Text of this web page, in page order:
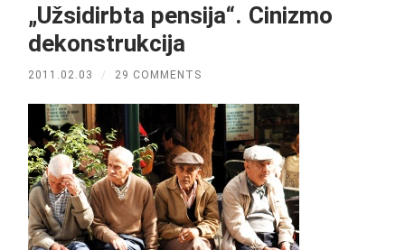
„Užsidirbta pensija“. Cinizmo
dekonstrukcija
2011.02.03 / 29 COMMENTS